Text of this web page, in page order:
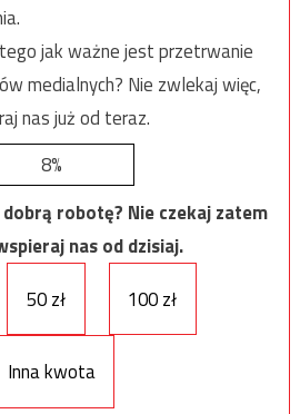
jak ważne jest przetrwanie
medialnych? Nie zwlekaj więc,
nas już od teraz.
8%
robotę? Nie czekaj zatem
nas od dzisiaj.
50 zł 100 zł
Inna kwota